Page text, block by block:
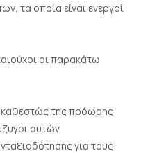
τα οποία είναι ενεργοί
οι παρακάτω
καθεστώς της πρόωρης
αυτών
για τους